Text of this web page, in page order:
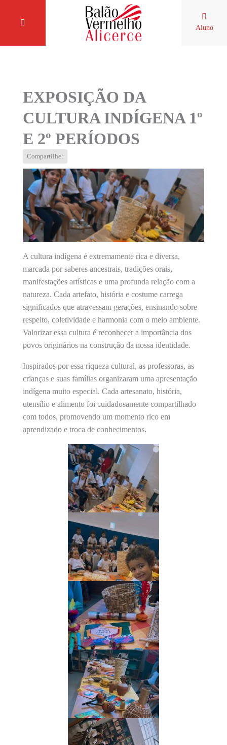
Aluno
EXPOSIÇÃO DA
CULTURA INDÍGENA 1º
E 2º PERÍODOS
Compartilhe:
A cultura indígena é extremamente rica e diversa,
marcada por saberes ancestrais, tradições orais,
manifestações artísticas e uma profunda relação com a
natureza. Cada artefato, história e costume carrega
significados que atravessam gerações, ensinando sobre
respeito, coletividade e harmonia com o meio ambiente.
Valorizar essa cultura é reconhecer a importância dos
povos originários na construção da nossa identidade.
Inspirados por essa riqueza cultural, as professoras, as
crianças e suas famílias organizaram uma apresentação
indígena muito especial. Cada artesanato, história,
utensílio e alimento foi cuidadosamente compartilhado
com todos, promovendo um momento rico em
aprendizado e troca de conhecimentos.